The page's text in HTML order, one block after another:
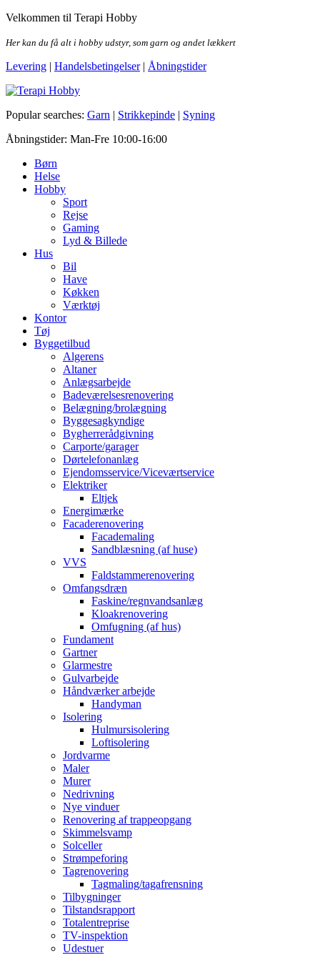
Skip
the
Velkommen til Terapi Hobby
Her kan du få alt i hobby udstyr, som garn og andet lækkert
Levering | Handelsbetingelser| Åbningstider
Terapi Hobby
Popular searches: Garn | Strikkepinde | Syning
Åbningstider: Man-Fre 10:00-16:00
Børn
Helse
Hobby
Sport
Rejse
Gaming
Lyd & Billede
Hus
Bil
Have
Køkken
Værktøj
Kontor
Tøj
Byggetilbud
Algerens
Altaner
Anlægsarbejde
Badeværelsesrenovering
Belægning/brolægning
Byggesagkyndige
Bygherrerådgivning
Carporte/garager
Dørtelefonanlæg
Ejendomsservice/Viceværtservice
Elektriker
Eltjek
Energimærke
Facaderenovering
Facademaling
Sandblæsning (af huse)
VVS
Faldstammerenovering
Omfangsdræn
Faskine/regnvandsanlæg
Kloakrenovering
Omfugning (af hus)
Fundament
Gartner
Glarmestre
Gulvarbejde
Håndværker arbejde
Handyman
Isolering
Hulmursisolering
Loftisolering
Jordvarme
Maler
Murer
Nedrivning
Nye vinduer
Renovering af trappeopgang
Skimmelsvamp
Solceller
Strømpeforing
Tagrenovering
Tagmaling/tagafrensning
Tilbygninger
Tilstandsrapport
Totalentreprise
TV-inspektion
Udestuer